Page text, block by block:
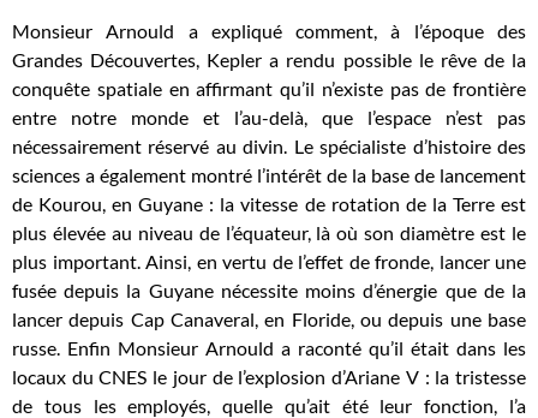
Monsieur Arnould a expliqué comment, à l’époque des
Grandes Découvertes, Kepler a rendu possible le rêve de la
conquête spatiale en affirmant qu’il n’existe pas de frontière
entre notre monde et l’au-delà, que l’espace n’est pas
nécessairement réservé au divin. Le spécialiste d’histoire des
sciences a également montré l’intérêt de la base de lancement
de Kourou, en Guyane : la vitesse de rotation de la Terre est
plus élevée au niveau de l’équateur, là où son diamètre est le
plus important. Ainsi, en vertu de l’effet de fronde, lancer une
fusée depuis la Guyane nécessite moins d’énergie que de la
lancer depuis Cap Canaveral, en Floride, ou depuis une base
russe. Enfin Monsieur Arnould a raconté qu’il était dans les
locaux du CNES le jour de l’explosion d’Ariane V : la tristesse
de tous les employés, quelle qu’ait été leur fonction, l’a